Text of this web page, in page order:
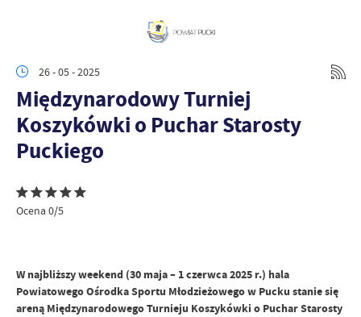
26 - 05 - 2025
Międzynarodowy Turniej
Koszykówki o Puchar Starosty
Puckiego
Ocena 0/5
W najbliższy weekend (30 maja – 1 czerwca 2025 r.) hala
Powiatowego Ośrodka Sportu Młodzieżowego w Pucku stanie się
areną Międzynarodowego Turnieju Koszykówki o Puchar Starosty